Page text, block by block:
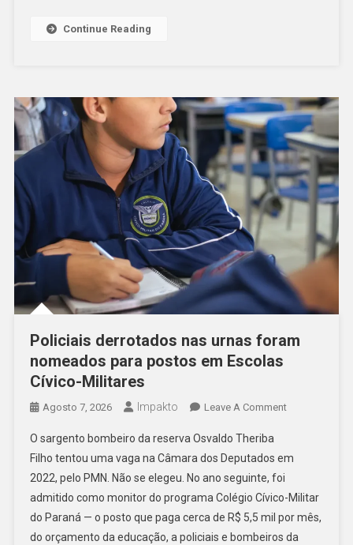
Jogo
Do
Bicho
Continue Reading
Policiais derrotados nas urnas foram
nomeados para postos em Escolas
Cívico-Militares
Agosto 7, 2026 Impakto Leave A CommentOn
Nas
Foram
Nomeados
Para
O sargento bombeiro da reserva Osvaldo Theriba
Filho tentou uma vaga na Câmara dos Deputados em
2022, pelo PMN. Não se elegeu. No ano seguinte, foi
admitido como monitor do programa Colégio Cívico-Militar
do Paraná — o posto que paga cerca de R$ 5,5 mil por mês,
do orçamento da educação, a policiais e bombeiros da